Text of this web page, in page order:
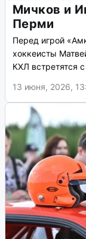
Мичков и
Перми
Перед игрой
хоккеисты
КХЛ встретятся
13 июня, 2026,